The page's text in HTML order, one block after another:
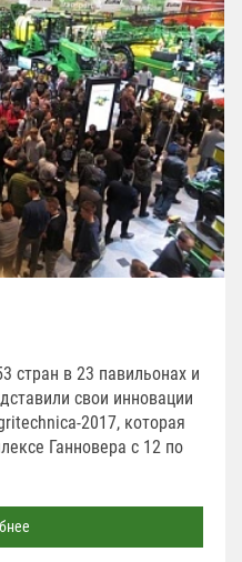
стран в 23 павильонах и
свои инновации
2017, которая
Ганновера с 12 по